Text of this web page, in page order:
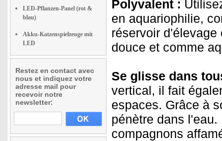
LED-Pflanzen-Panel (rot &
blau)
Akku-Katzenspielzeuge mit
LED
Restez en contact avec
nous et indiquez votre
adresse mail pour
recevoir notre
newsletter:
Polyvalent :
en aquariophilie,
réservoir
douce et comme
Se glisse dans
vertical, il fait
espaces. Grâce à
pénètre dans
compagnons